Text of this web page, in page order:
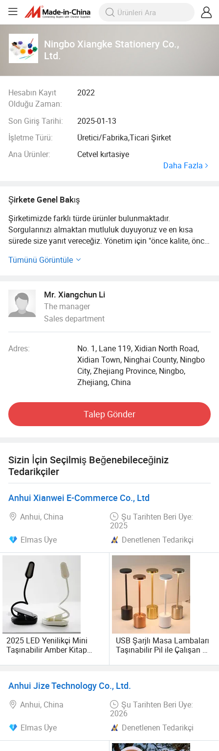
Ningbo Xiangke Stationery Co.,
Ltd.
Hesabın Kayıt
Olduğu Zaman:
2022
Son Giriş Tarihi:
2025-01-13
İşletme Türü:
Üretici/Fabrika,Ticari Şirket
Ana Ürünler:
Cetvel kırtasiye
Daha Fazla
Şirkete Genel Bakış
Şirketimizde farklı türde ürünler bulunmaktadır.
Sorgularınızı almaktan mutluluk duyuyoruz ve en kısa
sürede size yanıt vereceğiz. Yönetim için "önce kalite, önce
yenilik" ve kalite hedefi olarak "sıfır hata, sıfır şikayet"
Tümünü Görüntüle
Mr. Xiangchun Li
The manager
Sales department
Adres:
No. 1, Lane 119, Xidian North Road,
Xidian Town, Ninghai County, Ningbo
City, Zhejiang Province, Ningbo,
Zhejiang, China
Talep Gönder
Sizin İçin Seçilmiş Beğenebileceğiniz
Tedarikçiler
Anhui Xianwei E-Commerce Co., Ltd
Anhui, China
Şu Tarihten Beri Üye:
2025
Elmas Üye
Denetlenen Tedarikçi
2025 LED Yenilikçi Mini
Taşınabilir Amber Kitap
Yürüyüşü, Dış Mekan Acil
USB Şarjlı Masa Lambaları
Taşınabilir Pil ile Çalışan 3
Masa Işığı Bar Restoran
Anhui Jize Technology Co., Ltd.
Anhui, China
Şu Tarihten Beri Üye:
2026
Elmas Üye
Denetlenen Tedarikçi